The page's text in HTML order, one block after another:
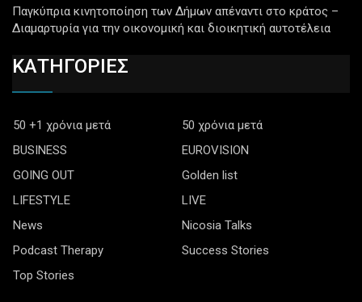
Παγκύπρια κινητοποίηση των Δήμων απέναντι στο κράτος –
Διαμαρτυρία για την οικονομική και διοικητική αυτοτέλεια
ΚΑΤΗΓΟΡΙΕΣ
50 +1 χρόνια μετά
50 χρόνια μετά
BUSINESS
EUROVISION
GOING OUT
Golden list
LIFESTYLE
LIVE
News
Nicosia Talks
Podcast Therapy
Success Stories
Top Stories